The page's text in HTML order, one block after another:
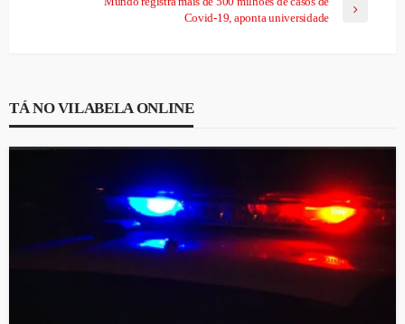
Covid-19, aponta universidade
TÁ NO VILABELA ONLINE